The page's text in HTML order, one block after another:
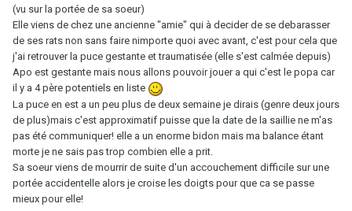
(vu sur la portée de sa soeur)
Elle viens de chez une ancienne "amie" qui à decider de se debarasser
de ses rats non sans faire nimporte quoi avec avant, c'est pour cela que
j'ai retrouver la puce gestante et traumatisée (elle s'est calmée depuis)
Apo est gestante mais nous allons pouvoir jouer a qui c'est le popa car
il y a 4 père potentiels en liste
La puce en est a un peu plus de deux semaine je dirais (genre deux jours
de plus)mais c'est approximatif puisse que la date de la saillie ne m'as
pas été communiquer! elle a un enorme bidon mais ma balance étant
morte je ne sais pas trop combien elle a prit.
Sa soeur viens de mourrir de suite d'un accouchement difficile sur une
portée accidentelle alors je croise les doigts pour que ca se passe
mieux pour elle!